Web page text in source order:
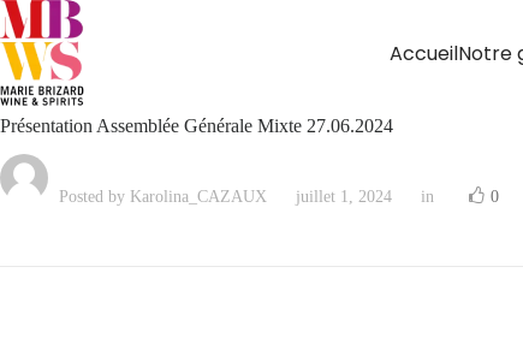
AccueilNotre
Présentation Assemblée Générale Mixte 27.06.2024
Posted by Karolina_CAZAUX juillet 1, 2024 in 0